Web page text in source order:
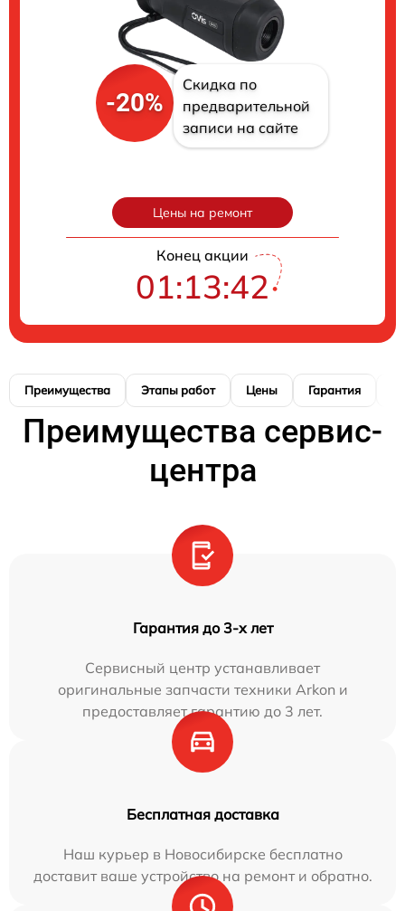
-20%
Скидка по
предварительной
записи на сайте
Цены на ремонт
Конец акции
01:13:41
Преимущества Этапы работ Цены Гарантия
Преимущества сервис-
центра
Гарантия до 3-х лет
Сервисный центр устанавливает
оригинальные запчасти техники Arkon и
предоставляет гарантию до 3 лет.
Бесплатная доставка
Наш курьер в Новосибирске бесплатно
доставит ваше устройство на ремонт и обратно.